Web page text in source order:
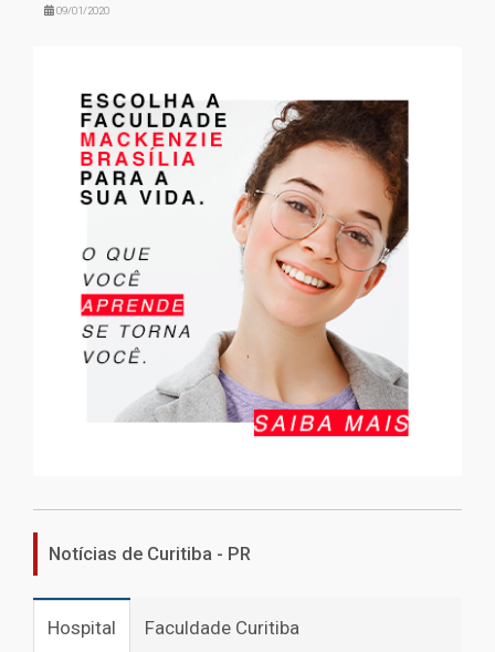
09/01/2020
Notícias de Curitiba - PR
Hospital Faculdade Curitiba